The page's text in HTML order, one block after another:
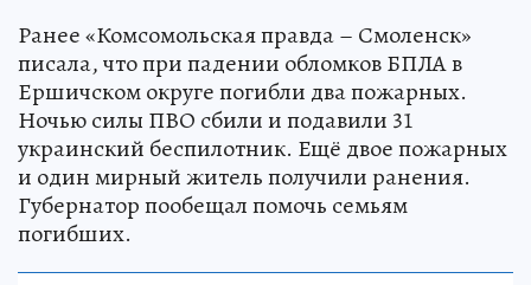
Ранее «Комсомольская правда – Смоленск»
писала, что при падении обломков БПЛА в
Ершичском округе погибли два пожарных.
Ночью силы ПВО сбили и подавили 31
украинский беспилотник. Ещё двое пожарных
и один мирный житель получили ранения.
Губернатор пообещал помочь семьям
погибших.